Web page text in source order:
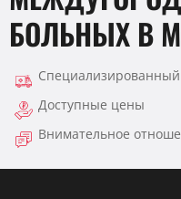
БОЛЬНЫХ В
Доступные цены
Внимательное